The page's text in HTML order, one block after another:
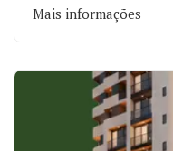
Mais informações